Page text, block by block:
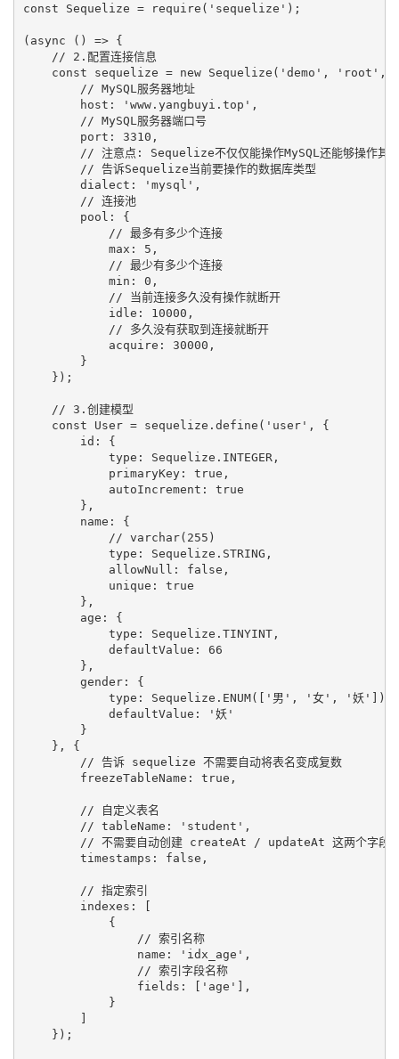
const Sequelize = require('sequelize');
(async () => {
    // 2.配置连接信息
const sequelize = new Sequelize('demo', 'root',
        // MySQL服务器地址
        host: 'www.yangbuyi.top',
        // MySQL服务器端口号
        port: 3310,
// 注意点: Sequelize不仅仅能操作MySQL还能够操作其它
        // 告诉Sequelize当前要操作的数据库类型
        dialect: 'mysql',
        // 连接池
        pool: {
            // 最多有多少个连接
            max: 5,
            // 最少有多少个连接
            min: 0,
            // 当前连接多久没有操作就断开
            idle: 10000,
            // 多久没有获取到连接就断开
            acquire: 30000,
        }
    });
    // 3.创建模型
    const User = sequelize.define('user', {
        id: {
            type: Sequelize.INTEGER,
            primaryKey: true,
            autoIncrement: true
        },
        name: {
            // varchar(255)
            type: Sequelize.STRING,
            allowNull: false,
            unique: true
        },
        age: {
            type: Sequelize.TINYINT,
            defaultValue: 66
        },
        gender: {
            type: Sequelize.ENUM(['男', '女', '妖']),
            defaultValue: '妖'
        }
    }, {
        // 告诉 sequelize 不需要自动将表名变成复数
        freezeTableName: true,
        // 自定义表名
        // tableName: 'student',
        // 不需要自动创建 createAt / updateAt 这两个字段
        timestamps: false,
        // 指定索引
        indexes: [
            {
                // 索引名称
                name: 'idx_age',
                // 索引字段名称
                fields: ['age'],
            }
        ]
    });